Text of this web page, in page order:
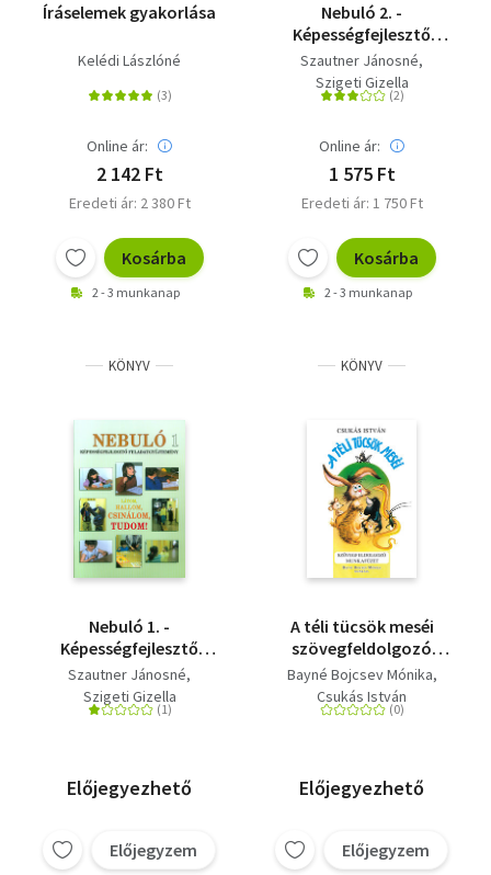
Íráselemek gyakorlása
Kelédi Lászlóné
Online ár:
2 142 Ft
Eredeti ár: 2 380 Ft
Kosárba
2 - 3 munkanap
Nebuló 2. -
Képességfejlesztő
feladatgyűjtemény
kisiskolásoknak
Szautner Jánosné
Szigeti Gizella
Online ár:
1 575 Ft
Eredeti ár: 1 750 Ft
Kosárba
2 - 3 munkanap
KÖNYV
Nebuló 1. -
Képességfejlesztő
feladatgyűjtemény
Szautner Jánosné
Szigeti Gizella
Előjegyezhető
Előjegyzem
KÖNYV
A téli tücsök meséi
szövegfeldolgozó
munkafüzet
Bayné Bojcsev Mónika
Csukás István
Előjegyezhető
Előjegyzem